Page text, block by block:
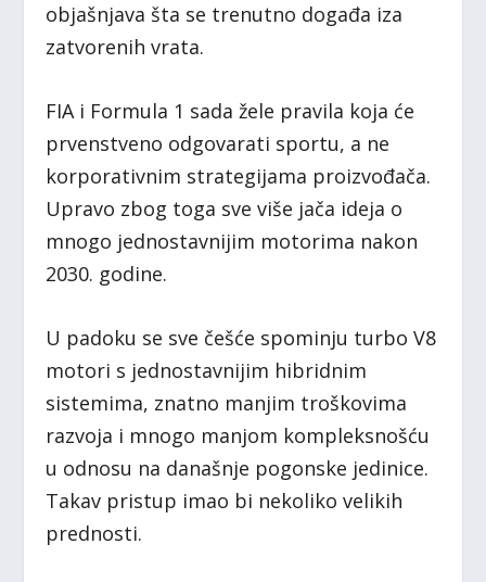
objašnjava šta se trenutno događa iza
zatvorenih vrata.
FIA i Formula 1 sada žele pravila koja će
prvenstveno odgovarati sportu, a ne
korporativnim strategijama proizvođača.
Upravo zbog toga sve više jača ideja o
mnogo jednostavnijim motorima nakon
2030. godine.
U padoku se sve češće spominju turbo V8
motori s jednostavnijim hibridnim
sistemima, znatno manjim troškovima
razvoja i mnogo manjom kompleksnošću
u odnosu na današnje pogonske jedinice.
Takav pristup imao bi nekoliko velikih
prednosti.